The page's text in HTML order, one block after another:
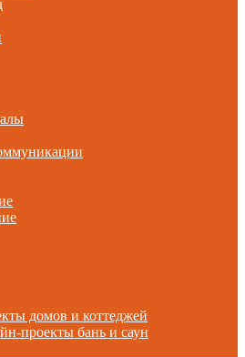
домов и коттеджей
проекты бань и саун